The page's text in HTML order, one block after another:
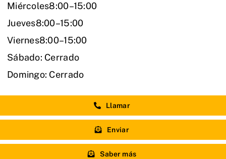
Miércoles8:00–15:00
Jueves8:00–15:00
Viernes8:00–15:00
Sábado: Cerrado
Domingo: Cerrado
Llamar
Enviar
Saber más